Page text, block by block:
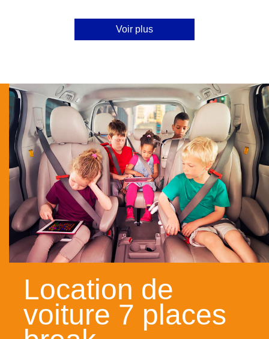
Voir plus
Location de
voiture 7 places